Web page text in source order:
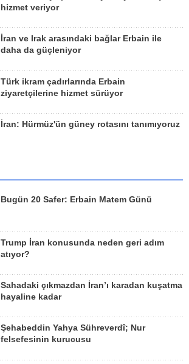
hizmet veriyor
İran ve Irak arasındaki bağlar Erbain ile
daha da güçleniyor
Türk ikram çadırlarında Erbain
ziyaretçilerine hizmet sürüyor
İran: Hürmüz'ün güney rotasını tanımıyoruz
Bugün 20 Safer: Erbain Matem Günü
Trump İran konusunda neden geri adım
atıyor?
Sahadaki çıkmazdan İran’ı karadan kuşatma
hayaline kadar
Şehabeddin Yahya Sühreverdî; Nur
felsefesinin kurucusu